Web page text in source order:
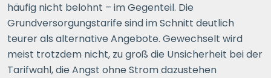
häufig nicht belohnt – im Gegenteil. Die
Grundversorgungstarife sind im Schnitt deutlich
teurer als alternative Angebote. Gewechselt wird
meist trotzdem nicht, zu groß die Unsicherheit bei der
Tarifwahl, die Angst ohne Strom dazustehen